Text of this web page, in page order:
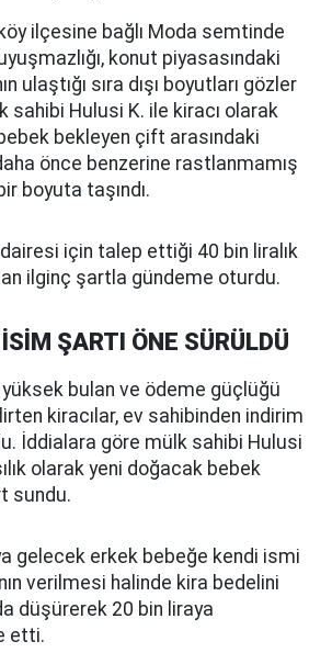
ilçesine bağlı Moda semtinde
konut piyasasındaki
ulaştığı sıra dışı boyutları gözler
sahibi Hulusi K. ile kiracı olarak
bekleyen çift arasındaki
önce benzerine rastlanmamış
boyuta taşındı.
için talep ettiği 40 bin liralık
ilginç şartla gündeme oturdu.
ŞARTI ÖNE SÜRÜLDÜ
yüksek bulan ve ödeme güçlüğü
kiracılar, ev sahibinden indirim
İddialara göre mülk sahibi Hulusi
olarak yeni doğacak bebek
sundu.
gelecek erkek bebeğe kendi ismi
verilmesi halinde kira bedelini
düşürerek 20 bin liraya
etti.